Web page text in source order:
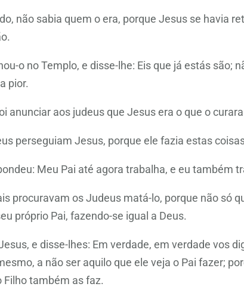
não sabia quem o era, porque Jesus se havia
o no Templo, e disse-lhe: Eis que já estás são;
pior.
anunciar aos judeus que Jesus era o que o
perseguiam Jesus, porque ele fazia estas
Meu Pai até agora trabalha, e eu também
procuravam os Judeus matá-lo, porque não só
próprio Pai, fazendo-se igual a Deus.
e disse-lhes: Em verdade, em verdade vos
a não ser aquilo que ele veja o Pai fazer;
também as faz.